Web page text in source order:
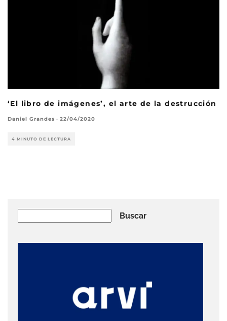
‘El libro de imágenes’, el arte de la destrucción
Daniel Grandes · 22/04/2020
4 MINUTO DE LECTURA
Buscar